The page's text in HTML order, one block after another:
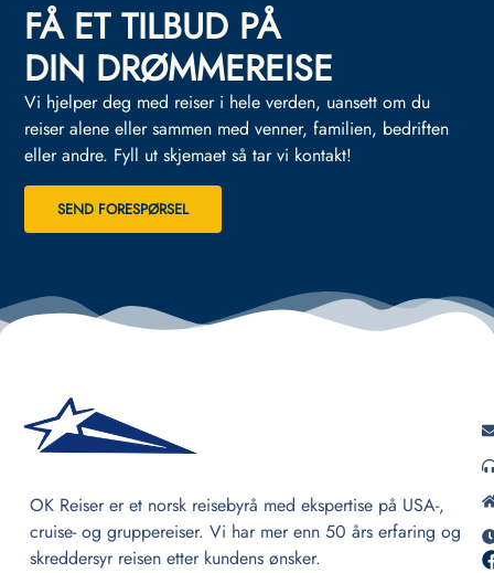
FÅ ET TILBUD PÅ
DIN DRØMMEREISE
Vi hjelper deg med reiser i hele verden, uansett om du
reiser alene eller sammen med venner, familien, bedriften
eller andre. Fyll ut skjemaet så tar vi kontakt!
SEND FORESPØRSEL
OK Reiser er et norsk reisebyrå med ekspertise på USA-,
cruise- og gruppereiser. Vi har mer enn 50 års erfaring og
skreddersyr reisen etter kundens ønsker.